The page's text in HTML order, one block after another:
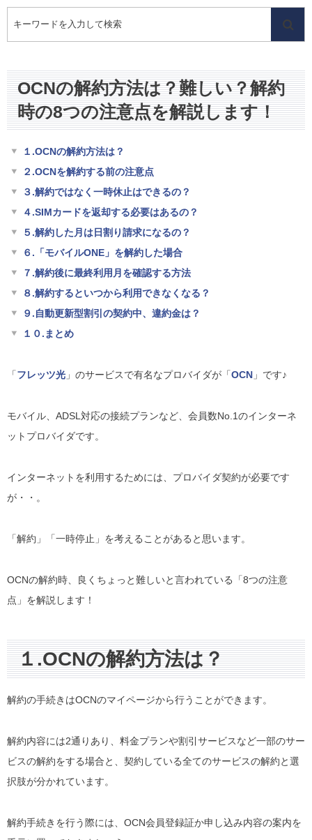
OCNの解約方法は？難しい？解約
時の8つの注意点を解説します！
１.OCNの解約方法は？
２.OCNを解約する前の注意点
３.解約ではなく一時休止はできるの？
４.SIMカードを返却する必要はあるの？
５.解約した月は日割り請求になるの？
６.「モバイルONE」を解約した場合
７.解約後に最終利用月を確認する方法
８.解約するといつから利用できなくなる？
９.自動更新型割引の契約中、違約金は？
１０.まとめ
「フレッツ光 」のサービスで有名なプロバイダが「OCN 」です♪
モバイル、ADSL対応の接続プランなど、会員数No.1のインターネ
ットプロバイダです。
インターネットを利用するためには、プロバイダ契約が必要です
が・・。
「解約」「一時停止」を考えることがあると思います。
OCNの解約時、良くちょっと難しいと言われている「8つの注意
点」を解説します！
１.OCNの解約方法は？
解約の手続きはOCNのマイページから行うことができます。
解約内容には2通りあり、料金プランや割引サービスなど一部のサー
ビスの解約をする場合と、契約している全てのサービスの解約と選
択肢が分かれています。
解約手続きを行う際には、OCN会員登録証か申し込み内容の案内を